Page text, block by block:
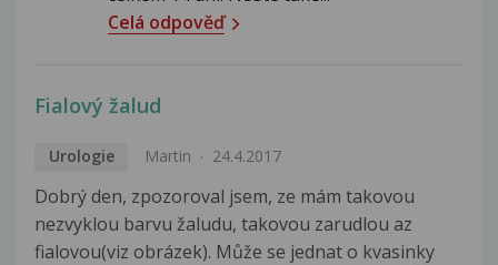
Celá odpověď
Fialový žalud
Urologie Martin 24.4.2017
Dobrý den, zpozoroval jsem, ze mám takovou
nezvyklou barvu žaludu, takovou zarudlou az
fialovou(viz obrázek). Může se jednat o kvasinky